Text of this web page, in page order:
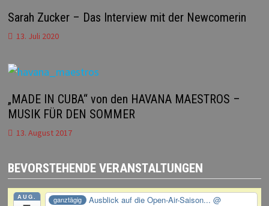
Sarah Zucker – Das Interview mit der Newcomerin
13. Juli 2020
„MADE IN CUBA“ von den HAVANA MAESTROS –
MUSIK FÜR DEN SOMMER
13. August 2017
BEVORSTEHENDE VERANSTALTUNGEN
AUG. ganztägig Ausblick auf die Open-Air-Saison... @